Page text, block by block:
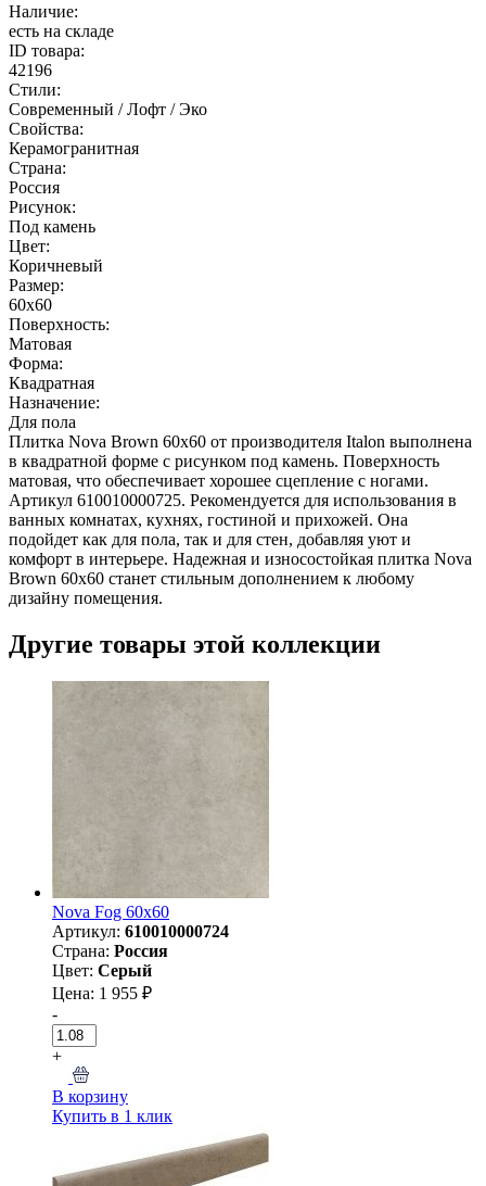
Наличие:
есть на складе
ID товара:
42196
Стили:
Современный / Лофт / Эко
Свойства:
Керамогранитная
Страна:
Россия
Рисунок:
Под камень
Цвет:
Коричневый
Размер:
60x60
Поверхность:
Матовая
Форма:
Квадратная
Назначение:
Для пола
Плитка Nova Brown 60x60 от производителя Italon выполнена
в квадратной форме с рисунком под камень. Поверхность
матовая, что обеспечивает хорошее сцепление с ногами.
Артикул 610010000725. Рекомендуется для использования в
ванных комнатах, кухнях, гостиной и прихожей. Она
подойдет как для пола, так и для стен, добавляя уют и
комфорт в интерьере. Надежная и износостойкая плитка Nova
Brown 60x60 станет стильным дополнением к любому
дизайну помещения.
Другие товары этой коллекции
Nova Fog 60х60
Артикул: 610010000724
Страна: Россия
Цвет: Серый
Цена: 1 955 ₽
-
+
В корзину
Купить в 1 клик